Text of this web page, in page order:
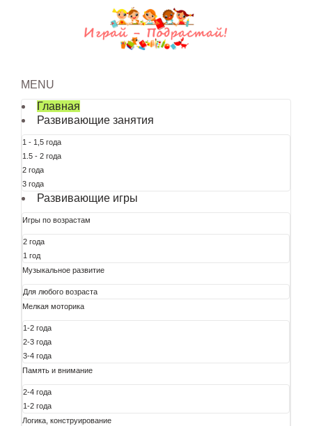
MENU
Главная
Развивающие занятия
1 - 1,5 года
1.5 - 2 года
2 года
3 года
Развивающие игры
Игры по возрастам
2 года
1 год
Музыкальное развитие
Для любого возраста
Мелкая моторика
1-2 года
2-3 года
3-4 года
Память и внимание
2-4 года
1-2 года
Логика, конструирование